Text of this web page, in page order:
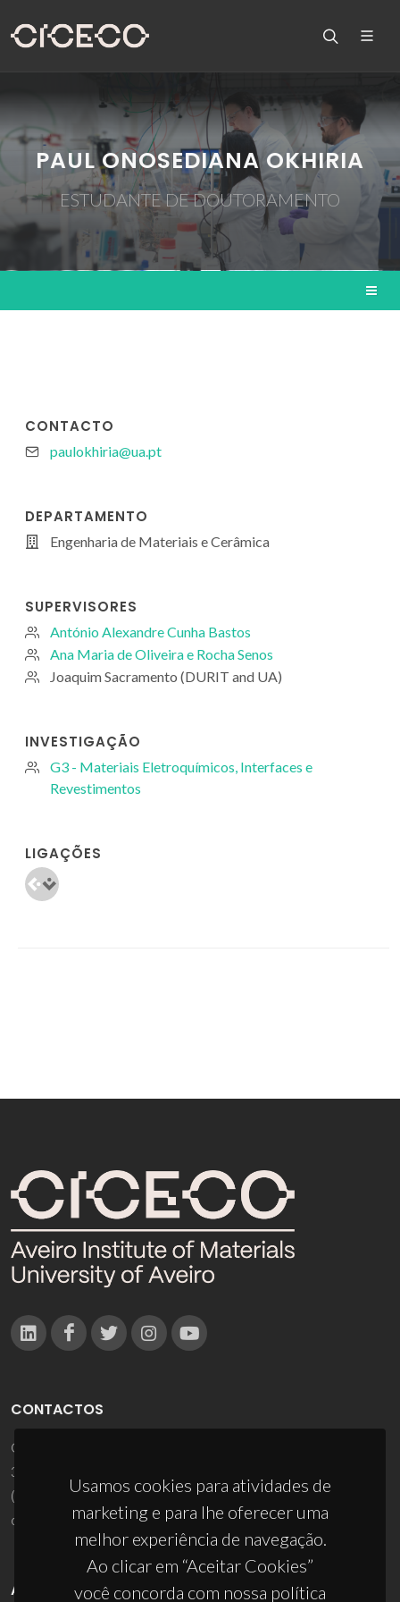
PAUL ONOSEDIANA OKHIRIA
ESTUDANTE DE DOUTORAMENTO
CONTACTO
paulokhiria@ua.pt
DEPARTAMENTO
Engenharia de Materiais e Cerâmica
SUPERVISORES
António Alexandre Cunha Bastos
Ana Maria de Oliveira e Rocha Senos
Joaquim Sacramento (DURIT and UA)
INVESTIGAÇÃO
G3 - Materiais Eletroquímicos, Interfaces e
Revestimentos
LIGAÇÕES
Usamos cookies para atividades de
marketing e para lhe oferecer uma
melhor experiência de navegação.
Ao clicar em “Aceitar Cookies”
você concorda com nossa política
CONTACTOS
Campus Universitário de Santiago
3810-193 Aveiro - Portugal
(+351) 234 370 200
ciceco@ua.pt
APOIOS